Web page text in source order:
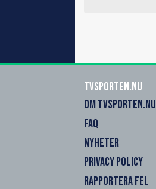
Tvsporten.nu
OM TVSPORTEN.NU
FAQ
NYHETER
PRIVACY POLICY
RAPPORTERA FEL